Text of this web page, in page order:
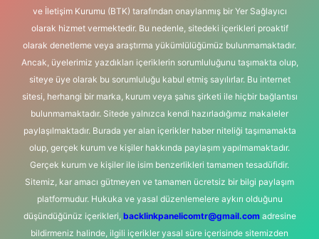
ve İletişim Kurumu (BTK) tarafından onaylanmış bir Yer Sağlayıcı
olarak hizmet vermektedir. Bu nedenle, sitedeki içerikleri proaktif
olarak denetleme veya araştırma yükümlülüğümüz bulunmamaktadır.
Ancak, üyelerimiz yazdıkları içeriklerin sorumluluğunu taşımakta olup,
siteye üye olarak bu sorumluluğu kabul etmiş sayılırlar. Bu internet
sitesi, herhangi bir marka, kurum veya şahıs şirketi ile hiçbir bağlantısı
bulunmamaktadır. Sitede yalnızca kendi hazırladığımız makaleler
paylaşılmaktadır. Burada yer alan içerikler haber niteliği taşımamakta
olup, gerçek kurum ve kişiler hakkında paylaşım yapılmamaktadır.
Gerçek kurum ve kişiler ile isim benzerlikleri tamamen tesadüfidir.
Sitemiz, kar amacı gütmeyen ve tamamen ücretsiz bir bilgi paylaşım
platformudur. Hukuka ve yasal düzenlemelere aykırı olduğunu
düşündüğünüz içerikleri, backlinkpanelicomtr@gmail.comadresine
bildirmeniz halinde, ilgili içerikler yasal süre içerisinde sitemizden